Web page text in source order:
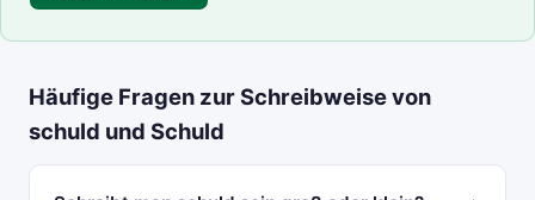
Häufige Fragen zur Schreibweise von
schuld und Schuld